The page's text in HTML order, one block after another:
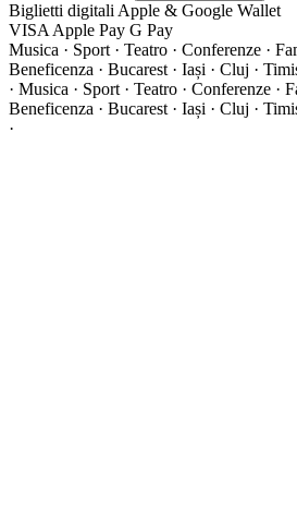
Biglietti digitali Apple & Google Wallet
VISA Apple Pay G Pay
Musica · Sport · Teatro · Conferenze ·
Beneficenza · Bucarest · Iași · Cluj ·
· Musica · Sport · Teatro · Conferenze ·
Beneficenza · Bucarest · Iași · Cluj ·
·